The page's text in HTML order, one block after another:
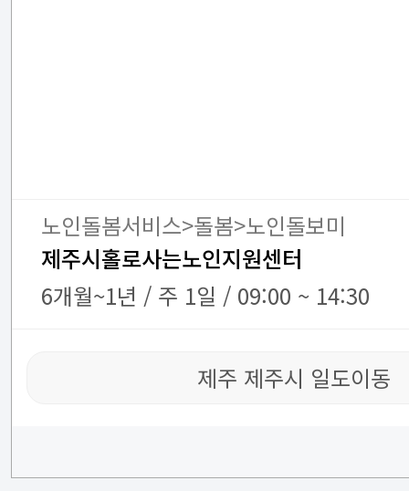
노인돌봄서비스>돌봄>노인돌보미
제주시홀로사는노인지원센터
6개월~1년 / 주 1일 / 09:00 ~ 14:30
제주 제주시 일도이동